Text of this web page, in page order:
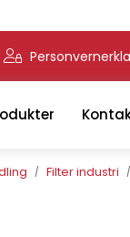
Filter industri